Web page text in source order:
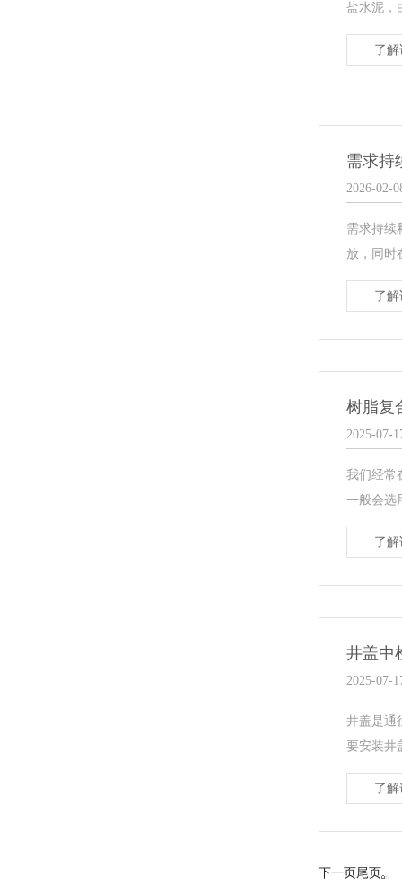
盐水泥，
了
需求持
2026-02-
需求持续
放，同时
了
树脂复
2025-07-
我们经常
一般会选
了
井盖中
2025-07-
井盖是通
要安装井
了
下一页尾页